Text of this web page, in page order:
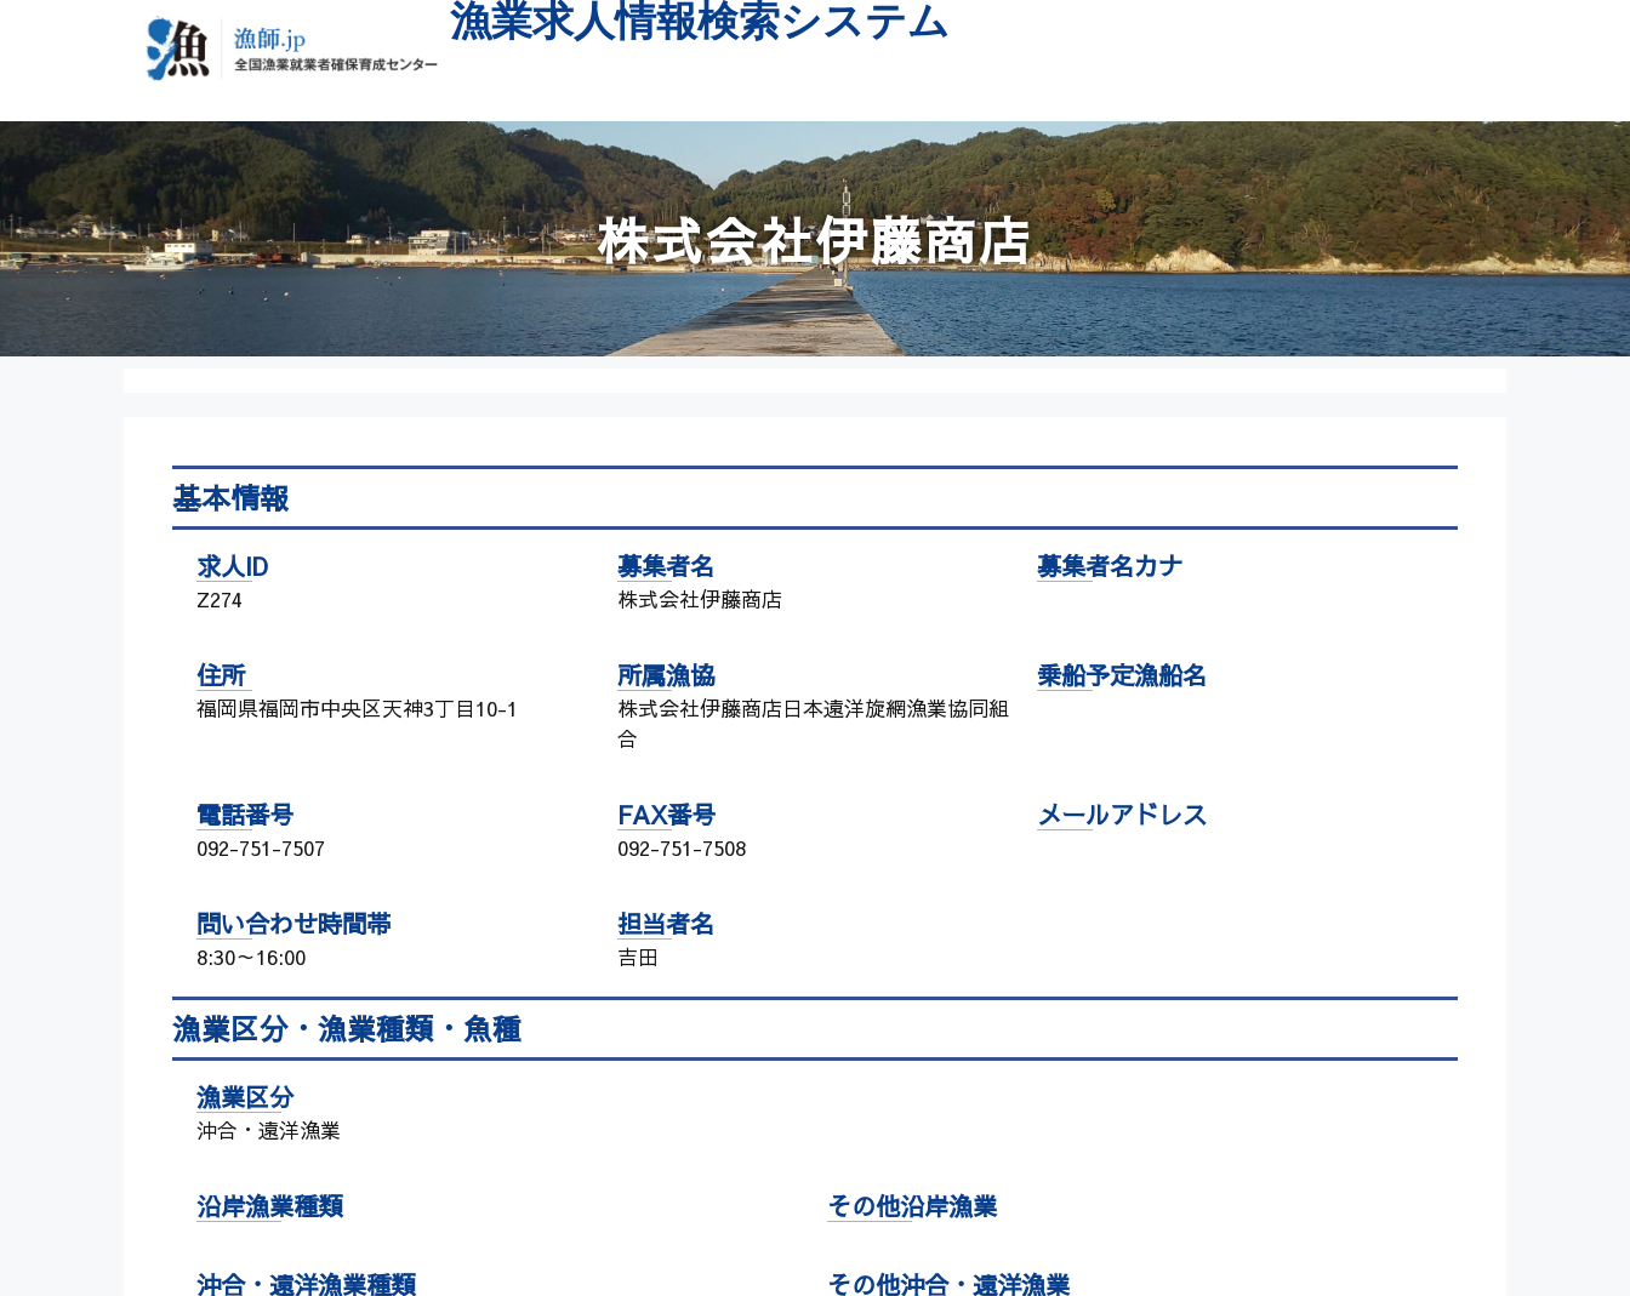
漁業求人情報検索システム
株式会社伊藤商店
基本情報
求人ID
Z274
募集者名
株式会社伊藤商店
募集者名カナ
住所
福岡県福岡市中央区天神3丁目10-1
所属漁協
株式会社伊藤商店日本遠洋旋網漁業協同組
合
乗船予定漁船名
電話番号
092-751-7507
FAX番号
092-751-7508
メールアドレス
問い合わせ時間帯
8:30～16:00
担当者名
吉田
漁業区分・漁業種類・魚種
漁業区分
沖合・遠洋漁業
沿岸漁業種類 その他沿岸漁業
沖合・遠洋漁業種類 その他沖合・遠洋漁業